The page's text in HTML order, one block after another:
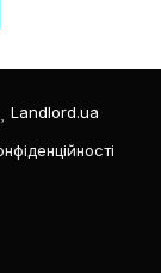
Landlord.ua